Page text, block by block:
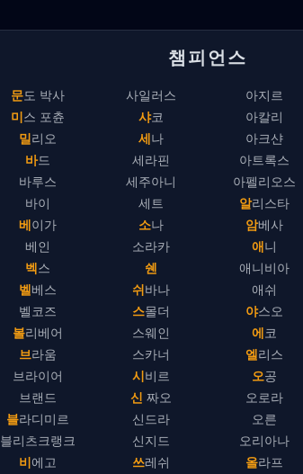
챔피언스
문도 박사
미스 포츈
밀리오
바드
바루스
바이
베이가
베인
벡스
벨베스
벨코즈
볼리베어
브라움
브라이어
브랜드
블라디미르
블리츠크랭크
비에고
사일러스
샤코
세나
세라핀
세주아니
세트
소나
소라카
쉔
쉬바나
스몰더
스웨인
스카너
시비르
신 짜오
신드라
신지드
쓰레쉬
아지르
아칼리
아크샨
아트록스
아펠리오스
알리스타
암베사
애니
애니비아
애쉬
야스오
에코
엘리스
오공
오로라
오른
오리아나
올라프